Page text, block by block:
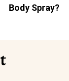
Body Spray?